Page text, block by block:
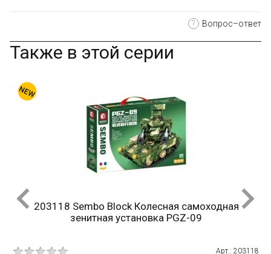
? Вопрос–ответ
Также в этой серии
самоходная
Арт.: 203118
89006 LQS Военный